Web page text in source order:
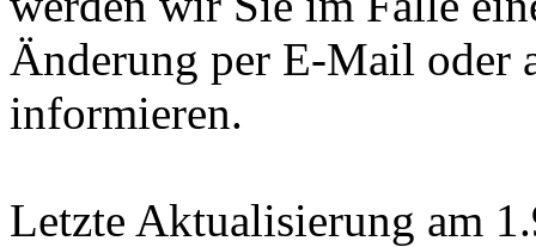
Änderung per E-Mail oder
informieren.
Letzte Aktualisierung am